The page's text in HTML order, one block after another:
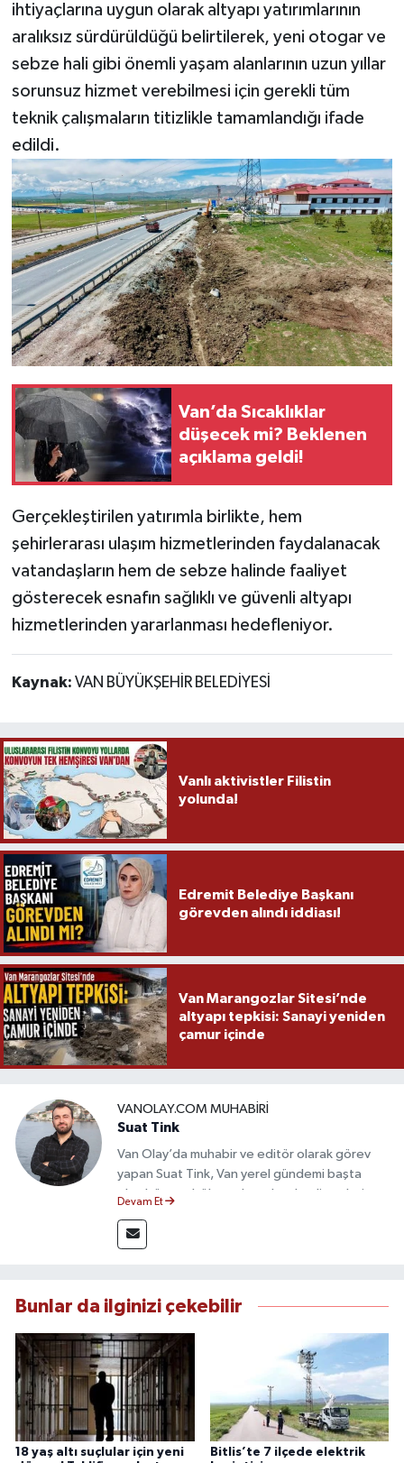
ihtiyaçlarına uygun olarak altyapı yatırımlarının
aralıksız sürdürüldüğü belirtilerek, yeni otogar ve
sebze hali gibi önemli yaşam alanlarının uzun yıllar
sorunsuz hizmet verebilmesi için gerekli tüm
teknik çalışmaların titizlikle tamamlandığı ifade
edildi.
Van’da Sıcaklıklar
düşecek mi? Beklenen
açıklama geldi!
Gerçekleştirilen yatırımla birlikte, hem
şehirlerarası ulaşım hizmetlerinden faydalanacak
vatandaşların hem de sebze halinde faaliyet
gösterecek esnafın sağlıklı ve güvenli altyapı
hizmetlerinden yararlanması hedefleniyor.
Kaynak: VAN BÜYÜKŞEHİR BELEDİYESİ
Vanlı aktivistler Filistin
yolunda!
Edremit Belediye Başkanı
görevden alındı iddiası!
Van Marangozlar Sitesi’nde
altyapı tepkisi: Sanayi yeniden
çamur içinde
VANOLAY.COM MUHABIRI
Suat Tink
Van Olay’da muhabir ve editör olarak görev
yapan Suat Tink, Van yerel gündemi başta
olmak üzere bölgesel ve ulusal gelişmeleri
mezunu olan Tink, sahadan edindiği bilgilerle
doğruluk, tarafsızlık ve etik ilkeler
Devam Et
Bunlar da ilginizi çekebilir
18 yaş altı suçlular için yeni
Bitlis’te 7 ilçede elektrik